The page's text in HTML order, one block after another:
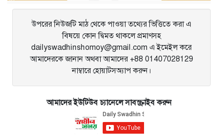
উপরের নিউজটি মাঠ থেকে পাওয়া তথ্যের ভিত্তিতে করা এ
বিষয়ে কোন দ্বিমত থাকলে প্রমাণসহ
dailyswadhinshomoy@gmail.com এ ইমেইল করে
আমাদেরকে জানান অথবা আমাদের +88 01407028129
নাম্বারে হোয়াটসঅ্যাপ করুন।
আমাদের ইউটিউব চ্যানেলে সাবস্ক্রাইব করুন